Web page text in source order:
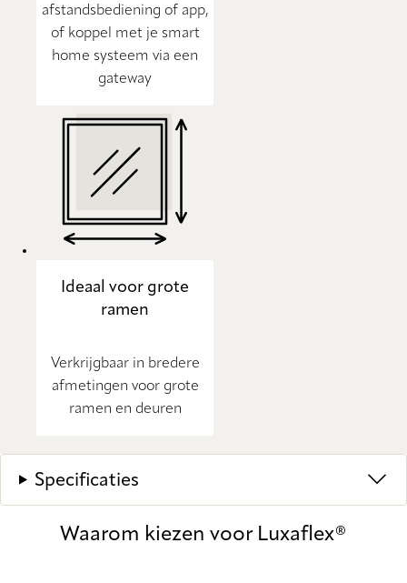
afstandsbediening of app,
of koppel met je smart
home systeem via een
gateway
Ideaal voor grote
ramen
Verkrijgbaar in bredere
afmetingen voor grote
ramen en deuren
Specificaties
Waarom kiezen voor Luxaflex®